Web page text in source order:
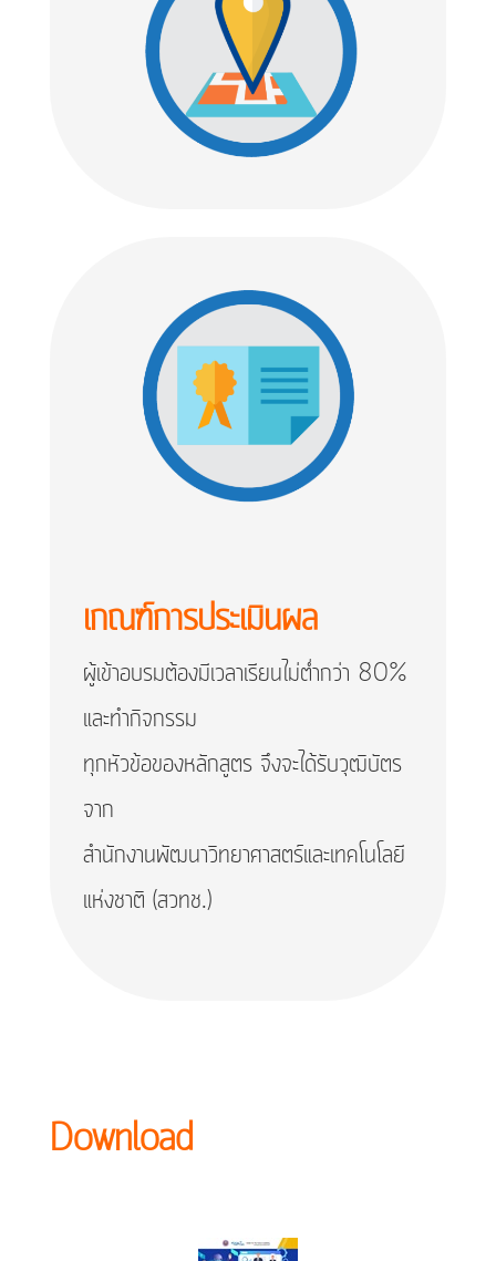
เกณฑ์การประเมินผล
ผู้เข้าอบรมต้องมีเวลาเรียนไม่ต่ำกว่า 80%
และทำกิจกรรม
ทุกหัวข้อของหลักสูตร จึงจะได้รับวุฒิบัตร
จาก
สำนักงานพัฒนาวิทยาศาสตร์และเทคโนโลยี
แห่งชาติ (สวทช.)
Download